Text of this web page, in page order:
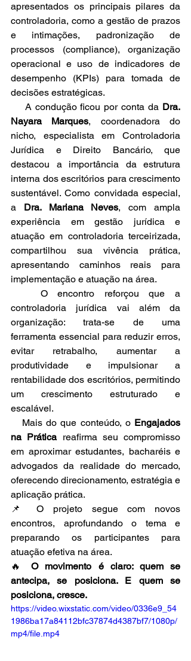
apresentados os principais pilares da
controladoria, como a gestão de prazos
e intimações, padronização de
processos (compliance), organização
operacional e uso de indicadores de
desempenho (KPIs) para tomada de
decisões estratégicas.
    A condução ficou por conta da
Dra.
Nayara Marques, coordenadora do
nicho, especialista em Controladoria
Jurídica e Direito Bancário, que
destacou a importância da estrutura
interna dos escritórios para crescimento
sustentável. Como convidada especial,
a Dra. Mariana Neves, com ampla
experiência em gestão jurídica e
atuação em controladoria terceirizada,
compartilhou sua vivência prática,
apresentando caminhos reais para
implementação e atuação na área.
controladoria jurídica vai além da
organização: trata-se de uma
ferramenta essencial para reduzir erros,
evitar retrabalho, aumentar a
produtividade e impulsionar a
rentabilidade dos escritórios, permitindo
um crescimento estruturado e
escalável.
   Mais do que conteúdo, o
Engajados
na Prática reafirma seu compromisso
em aproximar estudantes, bacharéis e
advogados da realidade do mercado,
oferecendo direcionamento, estratégia e
aplicação prática.
📌 O projeto segue com novos
encontros, aprofundando o tema e
preparando os participantes para
atuação efetiva na área.
🔥 O movimento é claro: quem se
antecipa, se posiciona. E quem se
posiciona, cresce.
https://video.wixstatic.com/video/0336e9_54
1986ba17a84112bfc37874d4387bf7/1080p/
mp4/file.mp4